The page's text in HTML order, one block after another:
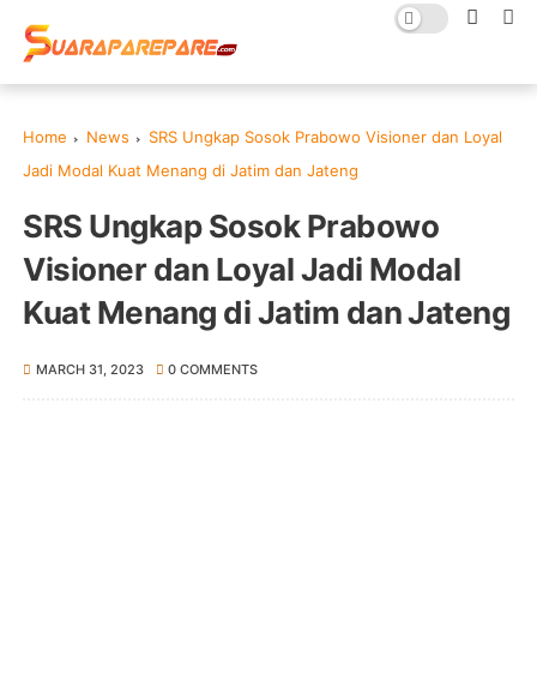
Home News
SRS Ungkap Sosok Prabowo Visioner dan Loyal
Jadi Modal Kuat Menang di Jatim dan Jateng
SRS Ungkap Sosok Prabowo
Visioner dan Loyal Jadi Modal
Kuat Menang di Jatim dan Jateng
MARCH 31, 2023 0 COMMENTS